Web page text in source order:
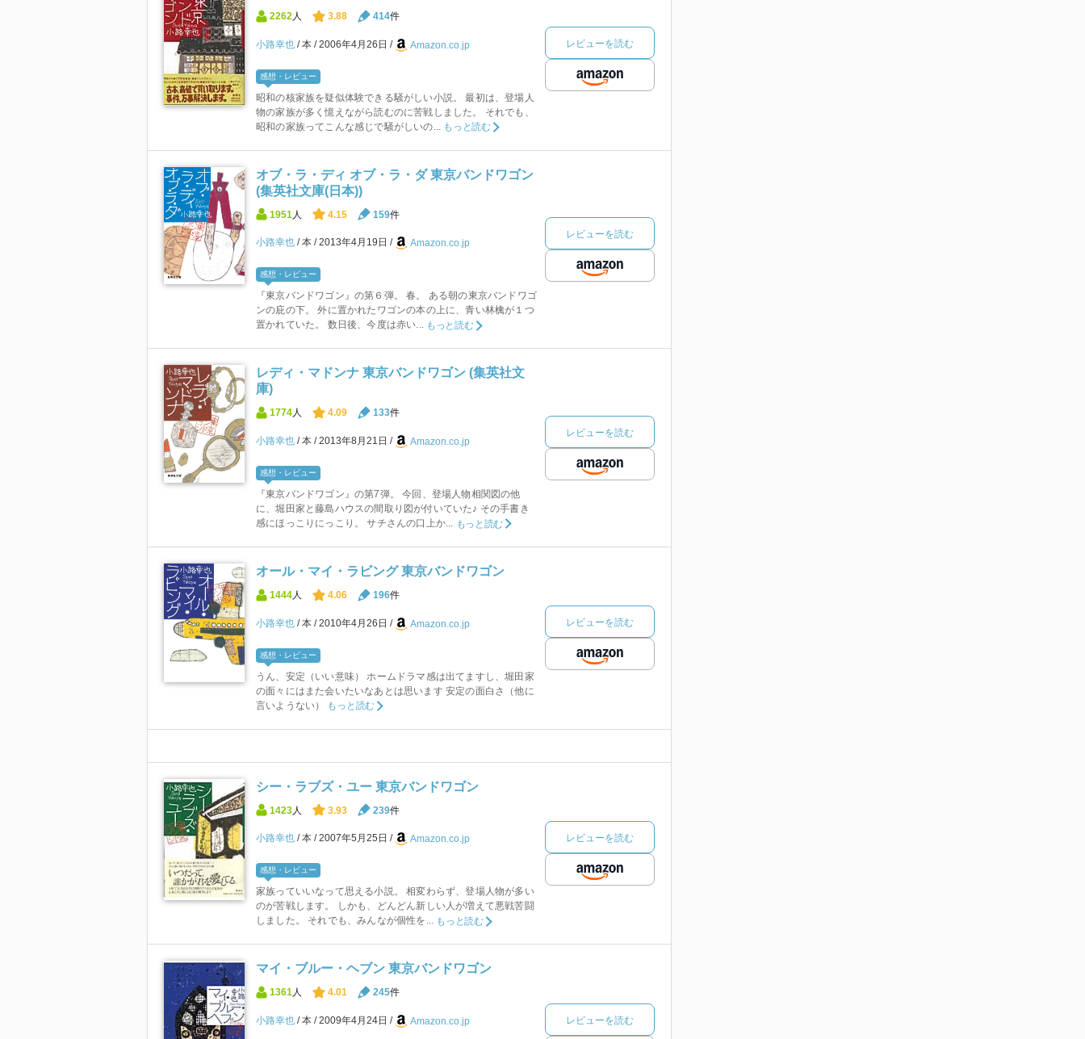
2262 人 3.88 414件
小路幸也 本 2006年4月26日 Amazon.co.jp
感想・レビュー
昭和の核家族を疑似体験できる騒がしい小説。 最初は、登場人
物の家族が多く憶えながら読むのに苦戦しました。 それでも、
昭和の家族ってこんな感じで騒がしいの...
もっと読む
レビューを読む
オブ・ラ・ディ オブ・ラ・ダ 東京バンドワゴン
(集英社文庫(日本))
1951 人 4.15 159件
小路幸也 本 2013年4月19日 Amazon.co.jp
感想・レビュー
『東京バンドワゴン』の第６弾。 春。 ある朝の東京バンドワゴ
ンの庇の下。 外に置かれたワゴンの本の上に、青い林檎が１つ
置かれていた。 数日後、今度は赤い... もっと読む
レビューを読む
レディ・マドンナ 東京バンドワゴン (集英社文
庫)
1774人 4.09 133件
小路幸也 本 2013年8月21日 Amazon.co.jp
感想・レビュー
『東京バンドワゴン』の第7弾。 今回、登場人物相関図の他
に、堀田家と藤島ハウスの間取り図が付いていた♪ その手書き
感にほっこりにっこり。 サチさんの口上か... もっと読む
レビューを読む
オール・マイ・ラビング 東京バンドワゴン
1444 人 4.06 196件
小路幸也 本 2010年4月26日 Amazon.co.jp
感想・レビュー
うん、安定（いい意味） ホームドラマ感は出てますし、堀田家
の面々にはまた会いたいなあとは思います 安定の面白さ（他に
言いようない）
もっと読む
レビューを読む
シー・ラブズ・ユー 東京バンドワゴン
1423 人 3.93 239件
小路幸也 本 2007年5月25日 Amazon.co.jp
感想・レビュー
家族っていいなって思える小説。 相変わらず、登場人物が多い
のが苦戦します。 しかも、どんどん新しい人が増えて悪戦苦闘
しました。 それでも、みんなが個性を... もっと読む
レビューを読む
マイ・ブルー・ヘブン 東京バンドワゴン
1361人 4.01 245件
小路幸也 本 2009年4月24日 Amazon.co.jp レビューを読む